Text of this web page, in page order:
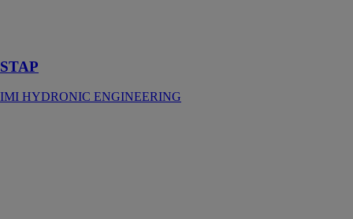
STAP
IMI HYDRONIC ENGINEERING